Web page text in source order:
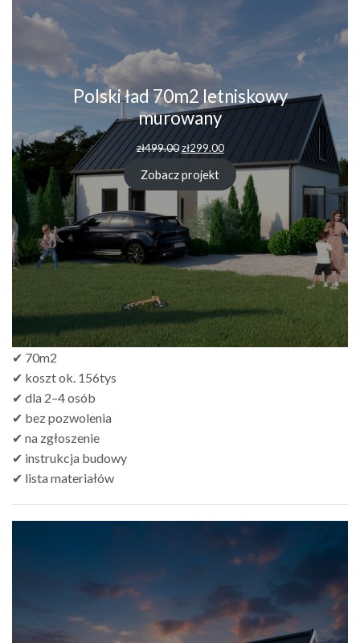
Polski ład 70m2 letniskowy
murowany
zł499.00Pierwotna
cena
wynosiła:
zł499.00.
zł299.00Aktualna
cena
wynosi:
zł299.00.
Zobacz projekt
✔ 70m2
✔ koszt ok. 156tys
✔ dla 2–4 osób
✔ bez pozwolenia
✔ na zgłoszenie
✔ instrukcja budowy
✔ lista materiałów